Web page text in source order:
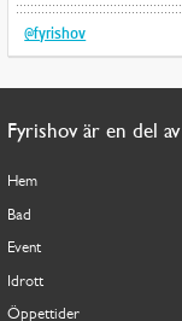
@fyrishov
Fyrishov är en del
Hem
Bad
Event
Idrott
Öppettider